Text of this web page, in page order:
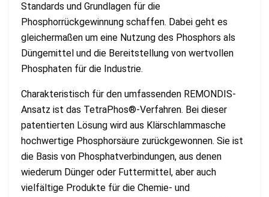
Standards und Grundlagen für die
Phosphorrückgewinnung schaffen. Dabei geht es
gleichermaßen um eine Nutzung des Phosphors als
Düngemittel und die Bereitstellung von wertvollen
Phosphaten für die Industrie.
Charakteristisch für den umfassenden REMONDIS-
Ansatz ist das TetraPhos®-Verfahren. Bei dieser
patentierten Lösung wird aus Klärschlammasche
hochwertige Phosphorsäure zurückgewonnen. Sie ist
die Basis von Phosphatverbindungen, aus denen
wiederum Dünger oder Futtermittel, aber auch
vielfältige Produkte für die Chemie- und